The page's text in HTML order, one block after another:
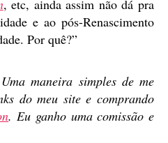
, etc, ainda assim não dá pra
e ao pós-Renascimento
Por quê?”
maneira simples de me
do meu site e comprando
. Eu ganho uma comissão e